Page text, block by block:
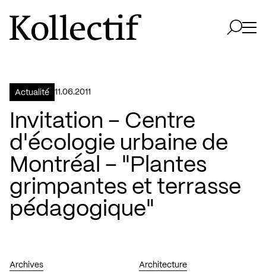
Aller à la page d'accueil
Logo Kollectif
Actualité 11.06.2011
Invitation – Centre
d'écologie urbaine de
Montréal – "Plantes
grimpantes et terrasse
pédagogique"
Archives Architecture